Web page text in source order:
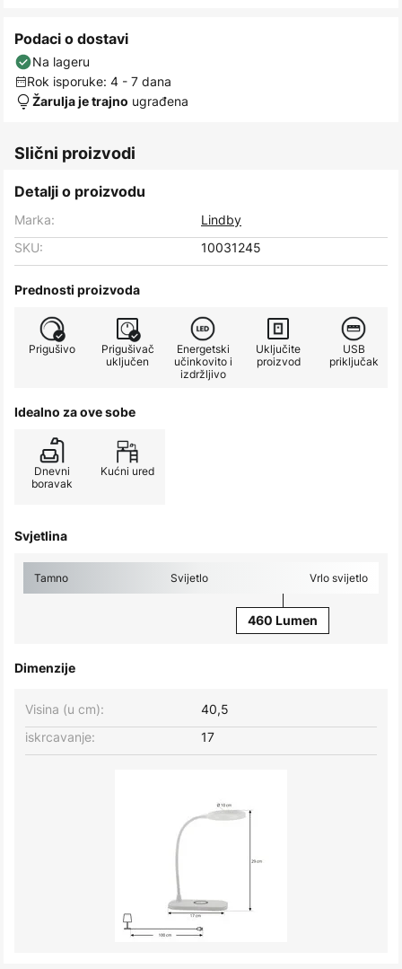
Podaci o dostavi
Na lageru
Rok isporuke: 4 - 7 dana
Žarulja je trajno ugrađena
Slični proizvodi
Detalji o proizvodu
Marka:
Lindby
SKU:
10031245
Prednosti proizvoda
Prigušivo
Prigušivač
uključen
Energetski
učinkovito i
izdržljivo
Uključite
proizvod
USB
priključak
Idealno za ove sobe
Dnevni
boravak
Kućni ured
Svjetlina
Tamno Svijetlo Vrlo svijetlo
460 Lumen
Dimenzije
Visina (u cm):
40,5
iskrcavanje:
17